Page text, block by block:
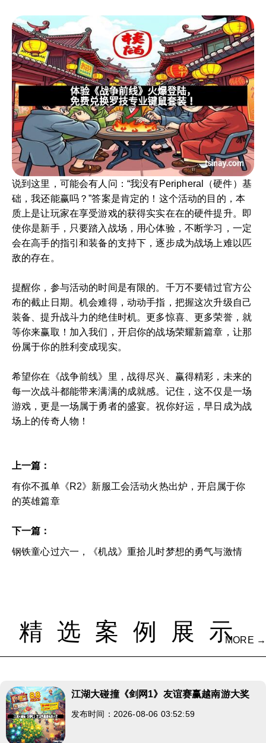
说到这里，可能会有人问：“我没有Peripheral（硬件）基
础，我还能赢吗？”答案是肯定的！这个活动的目的，本
质上是让玩家在享受游戏的获得实实在在的硬件提升。即
使你是新手，只要踏入战场，用心体验，不断学习，一定
会在高手的指引和装备的支持下，逐步成为战场上难以匹
敌的存在。
提醒你，参与活动的时间是有限的。千万不要错过官方公
布的截止日期。机会难得，动动手指，把握这次升级自己
装备、提升战斗力的绝佳时机。更多惊喜、更多荣誉，就
等你来赢取！加入我们，开启你的战场荣耀新篇章，让那
份属于你的胜利变成现实。
希望你在《战争前线》里，战得尽兴、赢得精彩，未来的
每一次战斗都能带来满满的成就感。记住，这不仅是一场
游戏，更是一场属于勇者的盛宴。祝你好运，早日成为战
场上的传奇人物！
上一篇：
有你不孤单《R2》新服工会活动火热出炉，开启属于你
的英雄篇章
下一篇：
钢铁童心过六一，《机战》重拾儿时梦想的勇气与激情
精选案例展示MORE →
江湖大碰撞《剑网1》友谊赛赢越南游大奖
发布时间：2026-08-06 03:52:59